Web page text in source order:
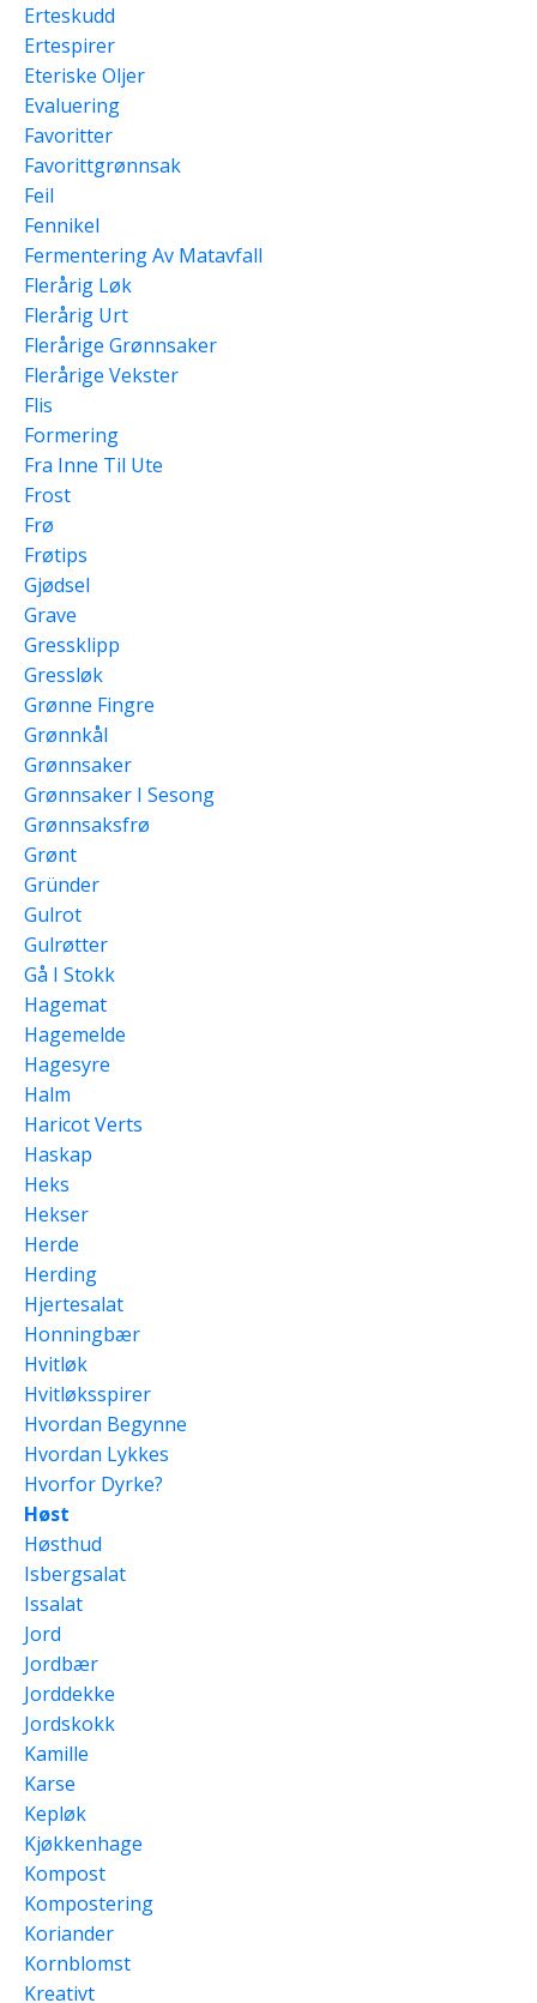
Erteskudd
Ertespirer
Eteriske Oljer
Evaluering
Favoritter
Favorittgrønnsak
Feil
Fennikel
Fermentering Av Matavfall
Flerårig Løk
Flerårig Urt
Flerårige Grønnsaker
Flerårige Vekster
Flis
Formering
Fra Inne Til Ute
Frost
Frø
Frøtips
Gjødsel
Grave
Gressklipp
Gressløk
Grønne Fingre
Grønnkål
Grønnsaker
Grønnsaker I Sesong
Grønnsaksfrø
Grønt
Gründer
Gulrot
Gulrøtter
Gå I Stokk
Hagemat
Hagemelde
Hagesyre
Halm
Haricot Verts
Haskap
Heks
Hekser
Herde
Herding
Hjertesalat
Honningbær
Hvitløk
Hvitløksspirer
Hvordan Begynne
Hvordan Lykkes
Hvorfor Dyrke?
Høst
Høsthud
Isbergsalat
Issalat
Jord
Jordbær
Jorddekke
Jordskokk
Kamille
Karse
Kepløk
Kjøkkenhage
Kompost
Kompostering
Koriander
Kornblomst
Kreativt